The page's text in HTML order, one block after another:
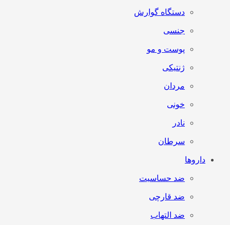
دستگاه گوارش
جنسی
پوست و مو
ژنتیکی
مردان
خونی
نادر
سرطان
داروها
ضد حساسیت
ضد قارچی
ضد التهاب